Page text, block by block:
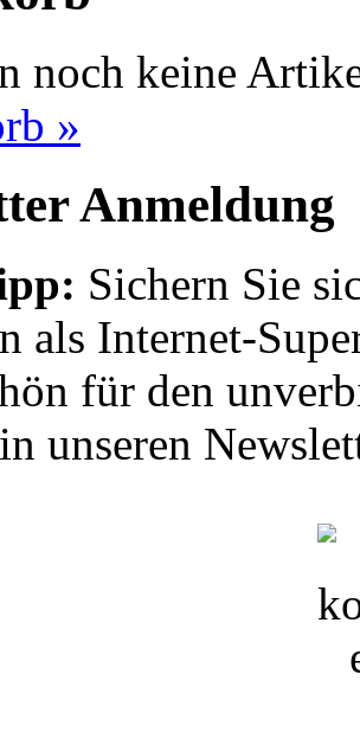
noch keine
»
Anmeldung
Sichern Sie
als Internet-
für den
unseren